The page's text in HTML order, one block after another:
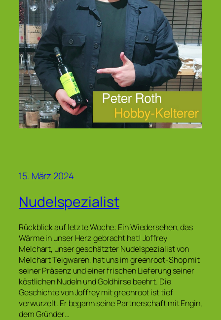
15. März 2024
Nudelspezialist
Rückblick auf letzte Woche: Ein Wiedersehen, das
Wärme in unser Herz gebracht hat! Joffrey
Melchart, unser geschätzter Nudelspezialist von
Melchart Teigwaren, hat uns im greenroot-Shop mit
seiner Präsenz und einer frischen Lieferung seiner
köstlichen Nudeln und Goldhirse beehrt. Die
Geschichte von Joffrey mit greenroot ist tief
verwurzelt. Er begann seine Partnerschaft mit Engin,
dem Gründer…